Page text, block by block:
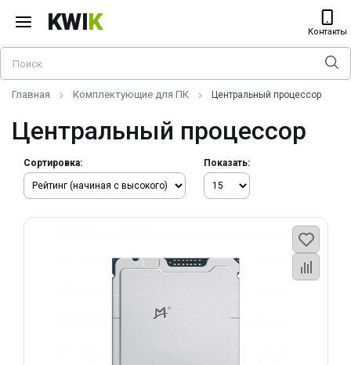
KWIK Контакты
Главная Комплектующие для ПК Центральный процессор
Центральный процессор
Сортировка: Показать: